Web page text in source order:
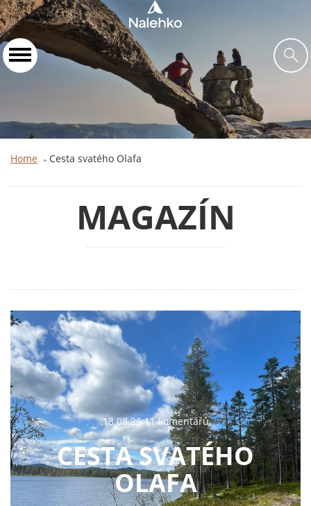
Home » Cesta svatého Olafa
MAGAZÍN
18.08.25 11 komentářů
CESTA SVATÉHO
OLAFA